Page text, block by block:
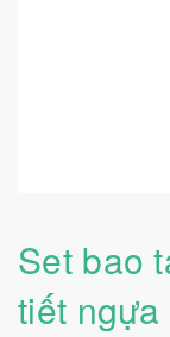
Set bao
tiết ngựa